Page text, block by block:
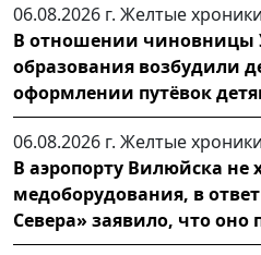
06.08.2026 г. Желтые хроники
В отношении чиновницы
образования возбудили
оформлении путёвок
06.08.2026 г. Желтые хроники
В аэропорту Вилюйска не
медоборудования, в
Севера» заявило, что оно